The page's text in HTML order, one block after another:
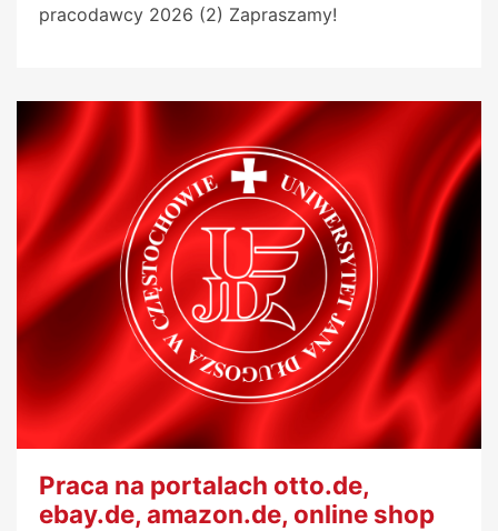
pracodawcy 2026 (2) Zapraszamy!
Praca na portalach otto.de,
ebay.de, amazon.de, online shop